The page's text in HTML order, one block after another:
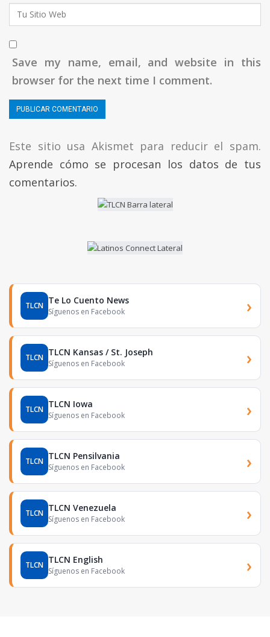
Save my name, email, and website in this
browser for the next time I comment.
Este sitio usa Akismet para reducir el spam.
Aprende cómo se procesan los datos de tus
comentarios.
TLCN Te Lo Cuento News
Síguenos en Facebook ›
TLCN TLCN Kansas / St. Joseph
Síguenos en Facebook ›
TLCN TLCN Iowa
Síguenos en Facebook ›
TLCN TLCN Pensilvania
Síguenos en Facebook ›
TLCN TLCN Venezuela
Síguenos en Facebook ›
TLCN TLCN English
Síguenos en Facebook ›